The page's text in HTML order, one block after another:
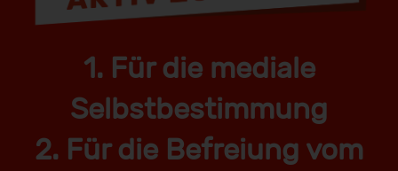
1. Für die mediale
Selbstbestimmung
2. Für die Befreiung vom